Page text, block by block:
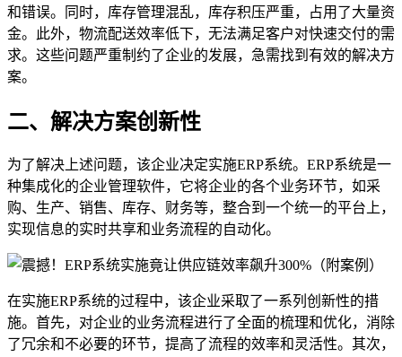
和错误。同时，库存管理混乱，库存积压严重，占用了大量资
金。此外，物流配送效率低下，无法满足客户对快速交付的需
求。这些问题严重制约了企业的发展，急需找到有效的解决方
案。
二、解决方案创新性
为了解决上述问题，该企业决定实施ERP系统。ERP系统是一
种集成化的企业管理软件，它将企业的各个业务环节，如采
购、生产、销售、库存、财务等，整合到一个统一的平台上，
实现信息的实时共享和业务流程的自动化。
在实施ERP系统的过程中，该企业采取了一系列创新性的措
施。首先，对企业的业务流程进行了全面的梳理和优化，消除
了冗余和不必要的环节，提高了流程的效率和灵活性。其次，